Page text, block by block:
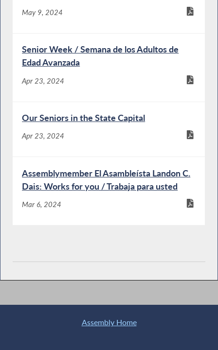
May 9, 2024
Senior Week / Semana de los Adultos de
Edad Avanzada
Apr 23, 2024
Our Seniors in the State Capital
Apr 23, 2024
Assemblymember El Asambleísta Landon C.
Dais: Works for you / Trabaja para usted
Mar 6, 2024
Assembly Home